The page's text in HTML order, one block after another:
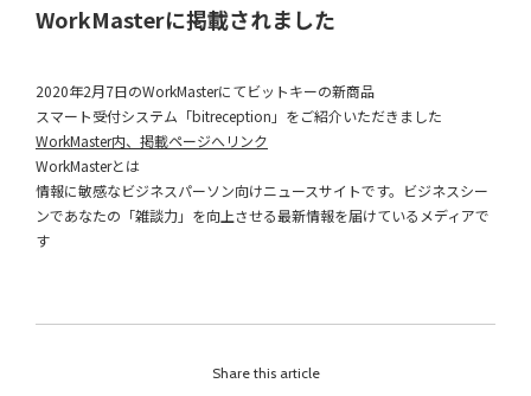
WorkMasterに掲載されました
2020年2月7日のWorkMasterにてビットキーの新商品
スマート受付システム「bitreception」をご紹介いただきました
WorkMaster内、掲載ページへリンク
WorkMasterとは
情報に敏感なビジネスパーソン向けニュースサイトです。ビジネスシー
ンであなたの「雑談力」を向上させる最新情報を届けているメディアで
す
Share this article